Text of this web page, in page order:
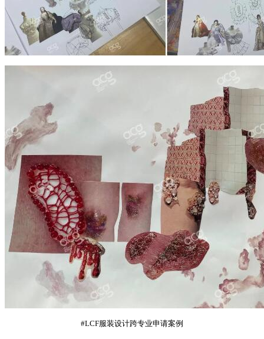
#LCF服装设计跨专业申请案例